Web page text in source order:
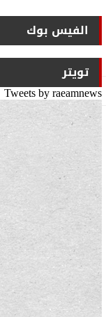
الفيس بوك
تويتر
Tweets by raeamnews